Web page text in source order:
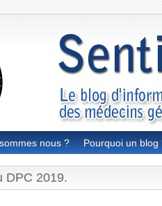
nous ? Pourquoi un blog
DPC 2019.